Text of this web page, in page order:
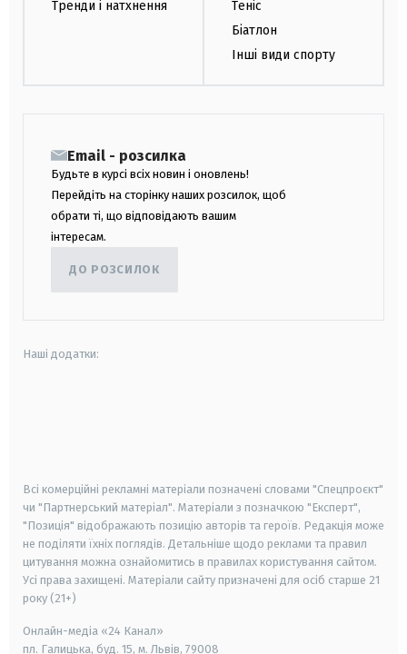
Тренди і натхнення
Теніс
Біатлон
Інші види спорту
Email - розсилка
Будьте в курсі всіх новин і оновлень!
Перейдіть на сторінку наших розсилок, щоб
обрати ті, що відповідають вашим
інтересам.
ДО РОЗСИЛОК
Наші додатки:
Всі комерційні рекламні матеріали позначені словами "Спецпроєкт"
чи "Партнерський матеріал". Матеріали з позначкою "Експерт",
"Позиція" відображають позицію авторів та героїв. Редакція може
не поділяти їхніх поглядів. Детальніше щодо реклами та правил
цитування можна ознайомитись в правилах користування сайтом.
Усі права захищені. Матеріали сайту призначені для осіб старше 21
року (21+)
Онлайн-медіа «24 Канал»
пл. Галицька, буд. 15, м. Львів, 79008